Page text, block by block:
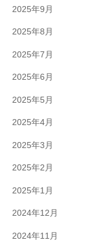
2025年9月
2025年8月
2025年7月
2025年6月
2025年5月
2025年4月
2025年3月
2025年2月
2025年1月
2024年12月
2024年11月